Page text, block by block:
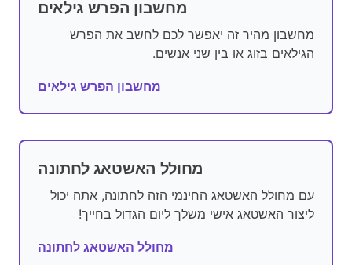
מחשבון הפרש גילאים
מחשבון מהיר זה יאפשר לכם לחשב את הפרש
הגילאים בזוג או בין שני אנשים.
מחשבון הפרש גילאים
מחולל האשטאג לחתונה
עם מחולל האשטאג החינמי הזה לחתונה, אתה יכול
ליצור האשטאג אישי משלך ליום הגדול בחייך!
מחולל האשטאג לחתונה